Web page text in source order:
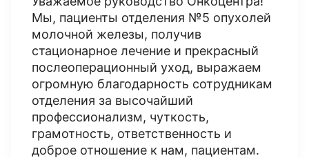
Мы, пациенты отделения №5 опухолей
молочной железы, получив
стационарное лечение и прекрасный
послеоперационный уход, выражаем
огромную благодарность сотрудникам
отделения за высочайший
профессионализм, чуткость,
грамотность, ответственность и
доброе отношение к нам, пациентам.